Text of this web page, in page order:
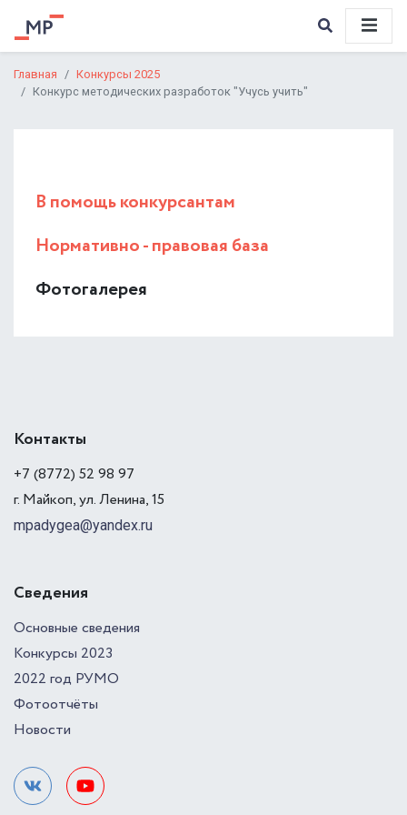
Главная
Конкурсы 2025
Конкурс методических разработок "Учусь учить"
В помощь конкурсантам
Нормативно - правовая база
Фотогалерея
Контакты
+7 (8772) 52 98 97
г. Майкоп, ул. Ленина, 15
mpadygea@yandex.ru
Сведения
Основные сведения
Конкурсы 2023
2022 год РУМО
Фотоотчёты
Новости